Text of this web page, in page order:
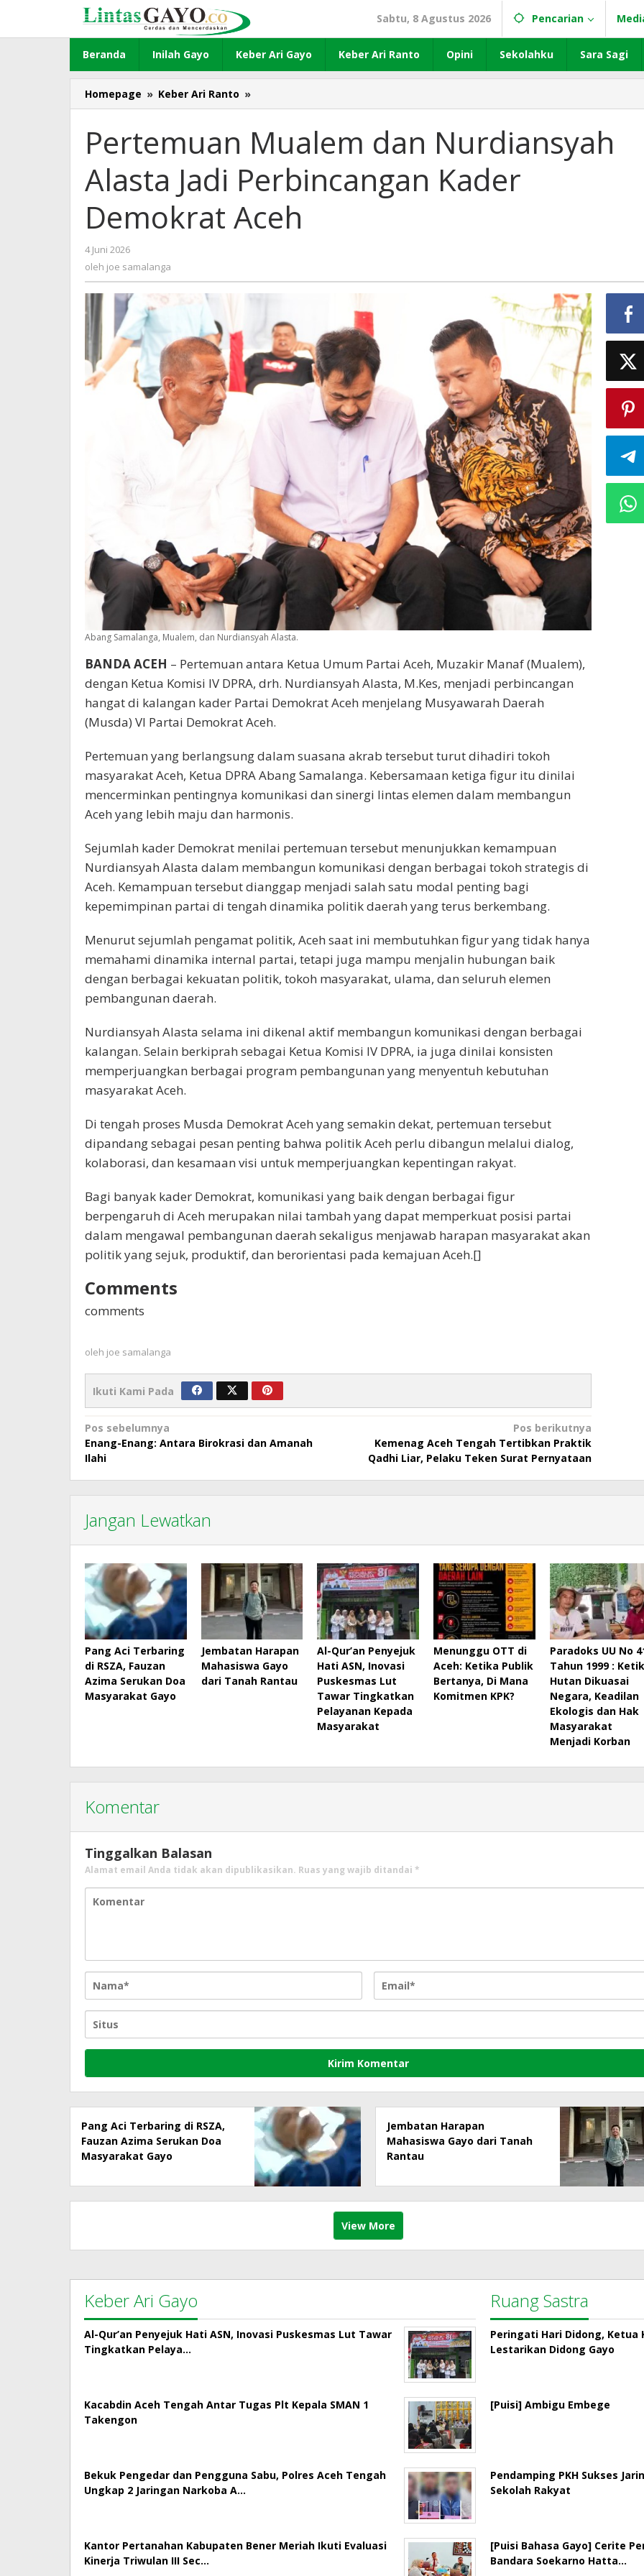
konten
Sabtu, 8 Agustus 2026 Pencarian
Beranda Inilah Gayo Keber Ari Gayo Keber Ari Ranto Opini Sekolahku Sara Sagi
Homepage » Keber Ari Ranto »
Mualem
Nurdiansyah
Alasta
Perbincangan
Demokrat
Aceh
Pertemuan Mualem dan Nurdiansyah
Alasta Jadi Perbincangan Kader
Demokrat Aceh
4 Juni 2026
joe
samalanga
oleh joe samalanga
Abang Samalanga, Mualem, dan Nurdiansyah Alasta.
BANDA ACEH – Pertemuan antara Ketua Umum Partai Aceh, Muzakir Manaf (Mualem),
dengan Ketua Komisi IV DPRA, drh. Nurdiansyah Alasta, M.Kes, menjadi perbincangan
hangat di kalangan kader Partai Demokrat Aceh menjelang Musyawarah Daerah
(Musda) VI Partai Demokrat Aceh.
Pertemuan yang berlangsung dalam suasana akrab tersebut turut dihadiri tokoh
masyarakat Aceh, Ketua DPRA Abang Samalanga. Kebersamaan ketiga figur itu dinilai
mencerminkan pentingnya komunikasi dan sinergi lintas elemen dalam membangun
Aceh yang lebih maju dan harmonis.
Sejumlah kader Demokrat menilai pertemuan tersebut menunjukkan kemampuan
Nurdiansyah Alasta dalam membangun komunikasi dengan berbagai tokoh strategis di
Aceh. Kemampuan tersebut dianggap menjadi salah satu modal penting bagi
kepemimpinan partai di tengah dinamika politik daerah yang terus berkembang.
Menurut sejumlah pengamat politik, Aceh saat ini membutuhkan figur yang tidak hanya
memahami dinamika internal partai, tetapi juga mampu menjalin hubungan baik
dengan berbagai kekuatan politik, tokoh masyarakat, ulama, dan seluruh elemen
pembangunan daerah.
Nurdiansyah Alasta selama ini dikenal aktif membangun komunikasi dengan berbagai
kalangan. Selain berkiprah sebagai Ketua Komisi IV DPRA, ia juga dinilai konsisten
memperjuangkan berbagai program pembangunan yang menyentuh kebutuhan
masyarakat Aceh.
Di tengah proses Musda Demokrat Aceh yang semakin dekat, pertemuan tersebut
dipandang sebagai pesan penting bahwa politik Aceh perlu dibangun melalui dialog,
kolaborasi, dan kesamaan visi untuk memperjuangkan kepentingan rakyat.
Bagi banyak kader Demokrat, komunikasi yang baik dengan berbagai figur
berpengaruh di Aceh merupakan nilai tambah yang dapat memperkuat posisi partai
dalam mengawal pembangunan daerah sekaligus menjawab harapan masyarakat akan
politik yang sejuk, produktif, dan berorientasi pada kemajuan Aceh.[]
Comments
comments
oleh joe samalanga
Ikuti Kami Pada
Navigasi
pos
Pos sebelumnya
Enang-Enang: Antara Birokrasi dan Amanah
Ilahi
Pos berikutnya
Kemenag Aceh Tengah Tertibkan Praktik
Qadhi Liar, Pelaku Teken Surat Pernyataan
Jangan Lewatkan
Pang Aci Terbaring
di RSZA, Fauzan
Azima Serukan Doa
Masyarakat Gayo
Jembatan Harapan
Mahasiswa Gayo
dari Tanah Rantau
Al-Qur’an Penyejuk
Hati ASN, Inovasi
Puskesmas Lut
Tawar Tingkatkan
Pelayanan Kepada
Masyarakat
Menunggu OTT di
Aceh: Ketika Publik
Bertanya, Di Mana
Komitmen KPK?
Paradoks UU No
Tahun 1999 :
Hutan Dikuasai
Negara, Keadilan
Ekologis dan Hak
Masyarakat
Menjadi Korban
Komentar
Tinggalkan Balasan
Alamat email Anda tidak akan dipublikasikan. Ruas yang wajib ditandai *
Pang Aci Terbaring di RSZA,
Fauzan Azima Serukan Doa
Masyarakat Gayo
Jembatan Harapan
Mahasiswa Gayo dari Tanah
Rantau
View More
Keber Ari Gayo
Al-Qur’an Penyejuk Hati ASN, Inovasi Puskesmas Lut Tawar
Tingkatkan Pelaya…
Kacabdin Aceh Tengah Antar Tugas Plt Kepala SMAN 1
Takengon
Bekuk Pengedar dan Pengguna Sabu, Polres Aceh Tengah
Ungkap 2 Jaringan Narkoba A…
Kantor Pertanahan Kabupaten Bener Meriah Ikuti Evaluasi
Kinerja Triwulan III Sec…
Ruang Sastra
Peringati Hari Didong, Ketua
Lestarikan Didong Gayo
[Puisi] Ambigu Embege
Pendamping PKH Sukses
Sekolah Rakyat
[Puisi Bahasa Gayo] Cerite
Bandara Soekarno Hatta…